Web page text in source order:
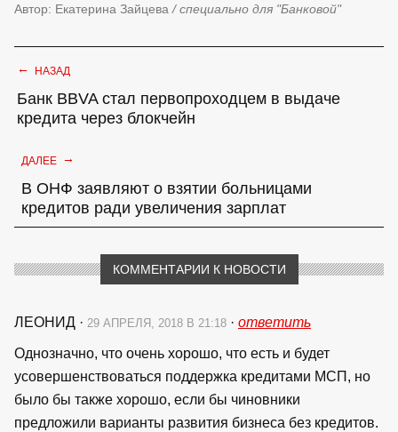
Автор: Екатерина Зайцева / специально для "Банковой"
← НАЗАД
Банк BBVA стал первопроходцем в выдаче
кредита через блокчейн
ДАЛЕЕ →
В ОНФ заявляют о взятии больницами
кредитов ради увеличения зарплат
КОММЕНТАРИИ К НОВОСТИ
ЛЕОНИД · 29 АПРЕЛЯ, 2018 В 21:18 · ответить
Однозначно, что очень хорошо, что есть и будет
усовершенствоваться поддержка кредитами МСП, но
было бы также хорошо, если бы чиновники
предложили варианты развития бизнеса без кредитов.